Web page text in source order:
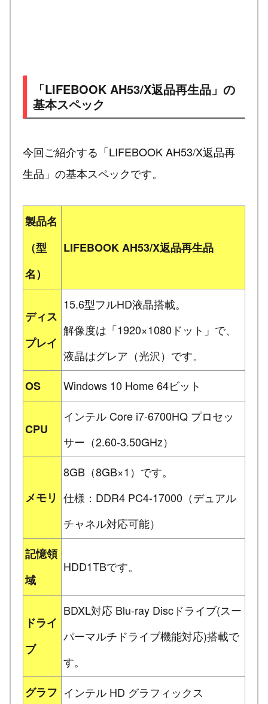
「LIFEBOOK AH53/X返品再生品」の
基本スペック
今回ご紹介する「LIFEBOOK AH53/X返品再
生品」の基本スペックです。
製品名
（型
名）
LIFEBOOK AH53/X返品再生品
ディス
プレイ
15.6型フルHD液晶搭載。
解像度は「1920×1080ドット」で、
液晶はグレア（光沢）です。
OS
Windows 10 Home 64ビット
CPU
インテル Core i7-6700HQ プロセッ
サー（2.60-3.50GHz）
メモリ
8GB（8GB×1）です。
仕様：DDR4 PC4-17000（デュアル
チャネル対応可能）
記憶領
域
HDD1TBです。
ドライ
ブ
BDXL対応 Blu-ray Discドライブ(スー
パーマルチドライブ機能対応)搭載で
す。
グラフ インテル HD グラフィックス